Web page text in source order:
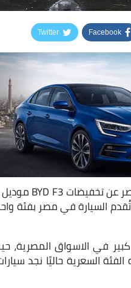
Facebook
Twitter
حيث تُقدم السيارة في مصر
في الاسواق المصرية،
السعرية حاليًا نجد